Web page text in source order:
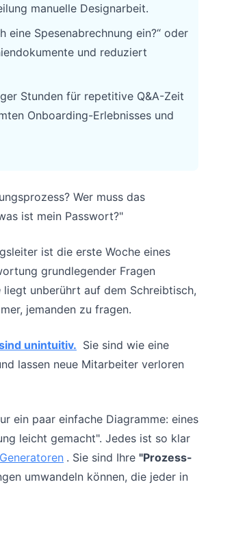
manuelle Designarbeit.
eine Spesenabrechnung ein?“ oder
und reduziert
Stunden für repetitive Q&A-Zeit
Onboarding-Erlebnisses und
Wer muss das
ist mein Passwort?"
ist die erste Woche eines
grundlegender Fragen
liegt unberührt auf dem Schreibtisch,
jemanden zu fragen.
unintuitiv. Sie sind wie eine
lassen neue Mitarbeiter verloren
ein paar einfache Diagramme: eines
leicht gemacht". Jedes ist so klar
. Sie sind Ihre "Prozess-
umwandeln können, die jeder in